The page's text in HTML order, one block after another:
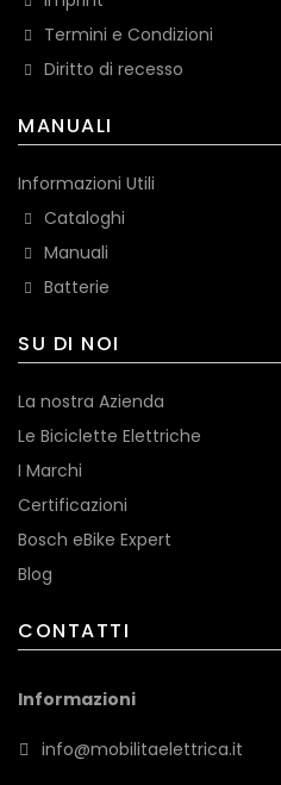
Termini e Condizioni
Diritto di recesso
MANUALI
Informazioni Utili
Cataloghi
Manuali
Batterie
SU DI NOI
La nostra Azienda
Le Biciclette Elettriche
I Marchi
Certificazioni
Bosch eBike Expert
Blog
CONTATTI
Informazioni
info@mobilitaelettrica.it